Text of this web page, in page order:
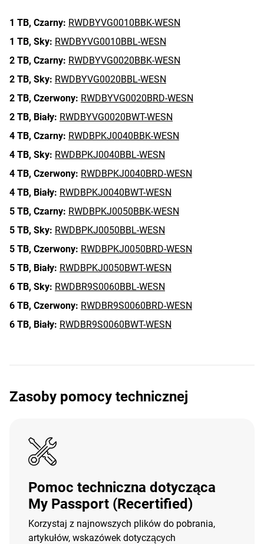
1 TB, Czarny: RWDBYVG0010BBK-WESN
1 TB, Sky: RWDBYVG0010BBL-WESN
2 TB, Czarny: RWDBYVG0020BBK-WESN
2 TB, Sky: RWDBYVG0020BBL-WESN
2 TB, Czerwony: RWDBYVG0020BRD-WESN
2 TB, Biały: RWDBYVG0020BWT-WESN
4 TB, Czarny: RWDBPKJ0040BBK-WESN
4 TB, Sky: RWDBPKJ0040BBL-WESN
4 TB, Czerwony: RWDBPKJ0040BRD-WESN
4 TB, Biały: RWDBPKJ0040BWT-WESN
5 TB, Czarny: RWDBPKJ0050BBK-WESN
5 TB, Sky: RWDBPKJ0050BBL-WESN
5 TB, Czerwony: RWDBPKJ0050BRD-WESN
5 TB, Biały: RWDBPKJ0050BWT-WESN
6 TB, Sky: RWDBR9S0060BBL-WESN
6 TB, Czerwony: RWDBR9S0060BRD-WESN
6 TB, Biały: RWDBR9S0060BWT-WESN
Zasoby pomocy technicznej
Pomoc techniczna dotycząca
My Passport (Recertified)
Korzystaj z najnowszych plików do pobrania,
artykułów, wskazówek dotyczących